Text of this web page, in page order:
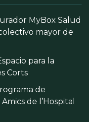
MyBox Salud
mayor de
para la
Corts
de
de l’Hospital